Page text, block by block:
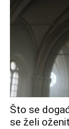
Što se
se želi